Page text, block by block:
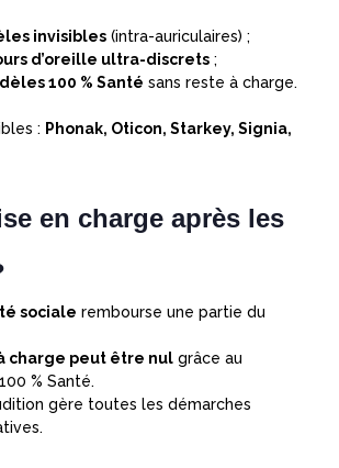
invisibles (intra-auriculaires) ;
d’oreille ultra-discrets ;
100 % Santé sans reste à charge.
: Phonak, Oticon, Starkey, Signia,
en charge après les
sociale rembourse une partie du
charge peut être nul grâce au
% Santé.
gère toutes les démarches